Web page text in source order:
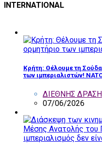
INTERNATIONAL
Κρήτη: Θέλουμε τη
των ιμπεριαλιστών!
ΔΙΕΘΝΗΣ ΔΡΑΣΗ
07/06/2026